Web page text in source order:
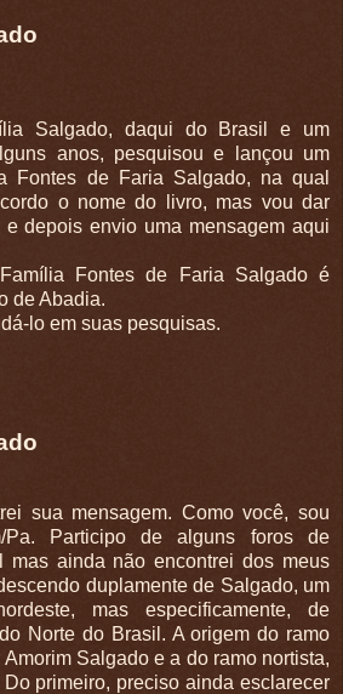
Salgado, daqui do Brasil e um
anos, pesquisou e lançou um
Fontes de Faria Salgado, na qual
o nome do livro, mas vou dar
depois envio uma mensagem aqui
Fontes de Faria Salgado é
de Abadia.
lo em suas pesquisas.
sua mensagem. Como você, sou
Pa. Participo de alguns foros de
mas ainda não encontrei dos meus
duplamente de Salgado, um
mas especificamente, de
Norte do Brasil. A origem do ramo
Salgado e a do ramo nortista,
primeiro, preciso ainda esclarecer